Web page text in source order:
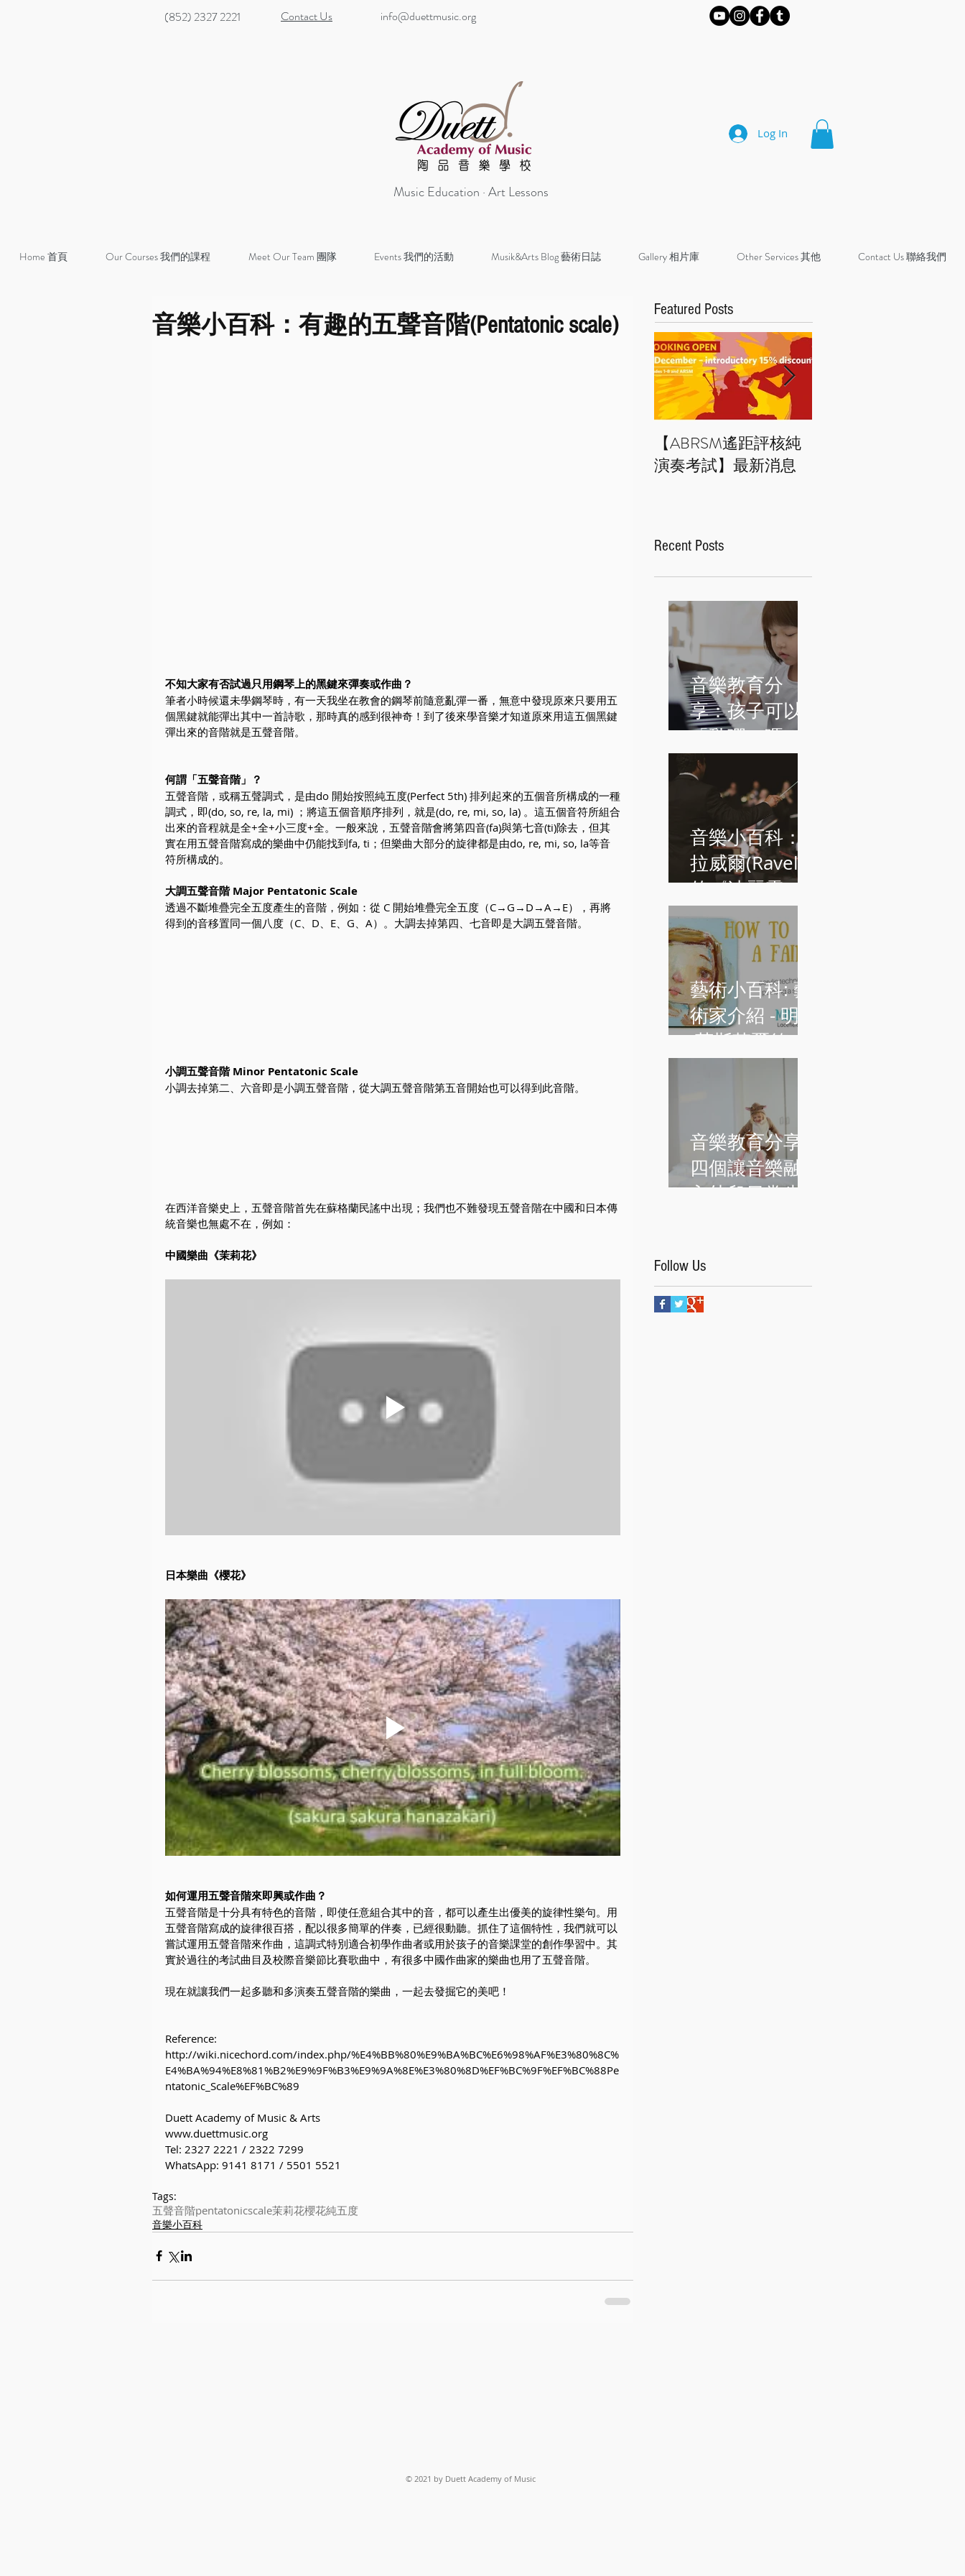
info@duettmusic.org
Contact Us
(852) 2327 2221
Log In
Music Education · Art Lessons
音樂小百科：有趣的五聲音階(Pentatonic scale)
不知大家有否試過只用鋼琴上的黑鍵來彈奏或作曲？
筆者小時候還未學鋼琴時，有一天我坐在教會的鋼琴前隨意亂彈一番，無意中發現原來只要用五
個黑鍵就能彈出其中一首詩歌，那時真的感到很神奇！到了後來學音樂才知道原來用這五個黑鍵
彈出來的音階就是五聲音階。
何謂「五聲音階」？
五聲音階，或稱五聲調式，是由do 開始按照純五度(Perfect 5th) 排列起來的五個音所構成的一種
調式，即(do, so, re, la, mi) ；將這五個音順序排列，就是(do, re, mi, so, la) 。這五個音符所組合
出來的音程就是全+全+小三度+全。一般來說，五聲音階會將第四音(fa)與第七音(ti)除去，但其
實在用五聲音階寫成的樂曲中仍能找到fa, ti；但樂曲大部分的旋律都是由do, re, mi, so, la等音
符所構成的。
大調五聲音階 Major Pentatonic Scale
透過不斷堆疊完全五度產生的音階，例如：從 C 開始堆疊完全五度（C→G→D→A→E），再將
得到的音移置同一個八度（C、D、E、G、A）。大調去掉第四、七音即是大調五聲音階。
小調五聲音階 Minor Pentatonic Scale
小調去掉第二、六音即是小調五聲音階，從大調五聲音階第五音開始也可以得到此音階。
在西洋音樂史上，五聲音階首先在蘇格蘭民謠中出現；我們也不難發現五聲音階在中國和日本傳
統音樂也無處不在，例如：
中國樂曲《茉莉花》
日本樂曲《櫻花》
如何運用五聲音階來即興或作曲？
五聲音階是十分具有特色的音階，即使任意組合其中的音，都可以產生出優美的旋律性樂句。用
五聲音階寫成的旋律很百搭，配以很多簡單的伴奏，已經很動聽。抓住了這個特性，我們就可以
嘗試運用五聲音階來作曲，這調式特別適合初學作曲者或用於孩子的音樂課堂的創作學習中。其
實於過往的考試曲目及校際音樂節比賽歌曲中，有很多中國作曲家的樂曲也用了五聲音階。
現在就讓我們一起多聽和多演奏五聲音階的樂曲，一起去發掘它的美吧！
Reference:
http://wiki.nicechord.com/index.php/%E4%BB%80%E9%BA%BC%E6%98%AF%E3%80%8C%
E4%BA%94%E8%81%B2%E9%9F%B3%E9%9A%8E%E3%80%8D%EF%BC%9F%EF%BC%88Pe
ntatonic_Scale%EF%BC%89
Duett Academy of Music & Arts
www.duettmusic.org
Tel: 2327 2221 / 2322 7299
WhatsApp: 9141 8171 / 5501 5521
Tags:
五聲音階pentatonicscale茉莉花櫻花純五度
音樂小百科
Featured Posts
【ABRSM遙距評核純
演奏考試】最新消息
Recent Posts
音樂教育分
享：孩子可以
「亂彈」嗎？
音樂小百科：
拉威爾(Ravel)
的《波麗露
Boléro》
藝術小百科: 藝
術家介紹 - 明迪
·萊斯菲爾德
音樂教育分享:
四個讓音樂融
入幼兒日常生
Follow Us
© 2021 by Duett Academy of Music
Home 首頁 Our Courses 我們的課程 Meet Our Team 團隊 Events 我們的活動 Musik&Arts Blog 藝術日誌 Gallery 相片庫 Other Services 其他 Contact Us 聯絡我們